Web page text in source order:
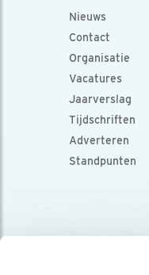
Nieuws
Contact
Organisatie
Vacatures
Jaarverslag
Tijdschriften
Adverteren
Standpunten